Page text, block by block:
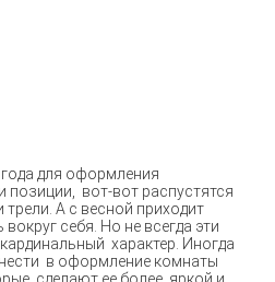
для оформления
позиции, вот-вот распустятся
А с весной приходит
себя. Но не всегда эти
характер. Иногда
в оформление комнаты
сделают ее более яркой и